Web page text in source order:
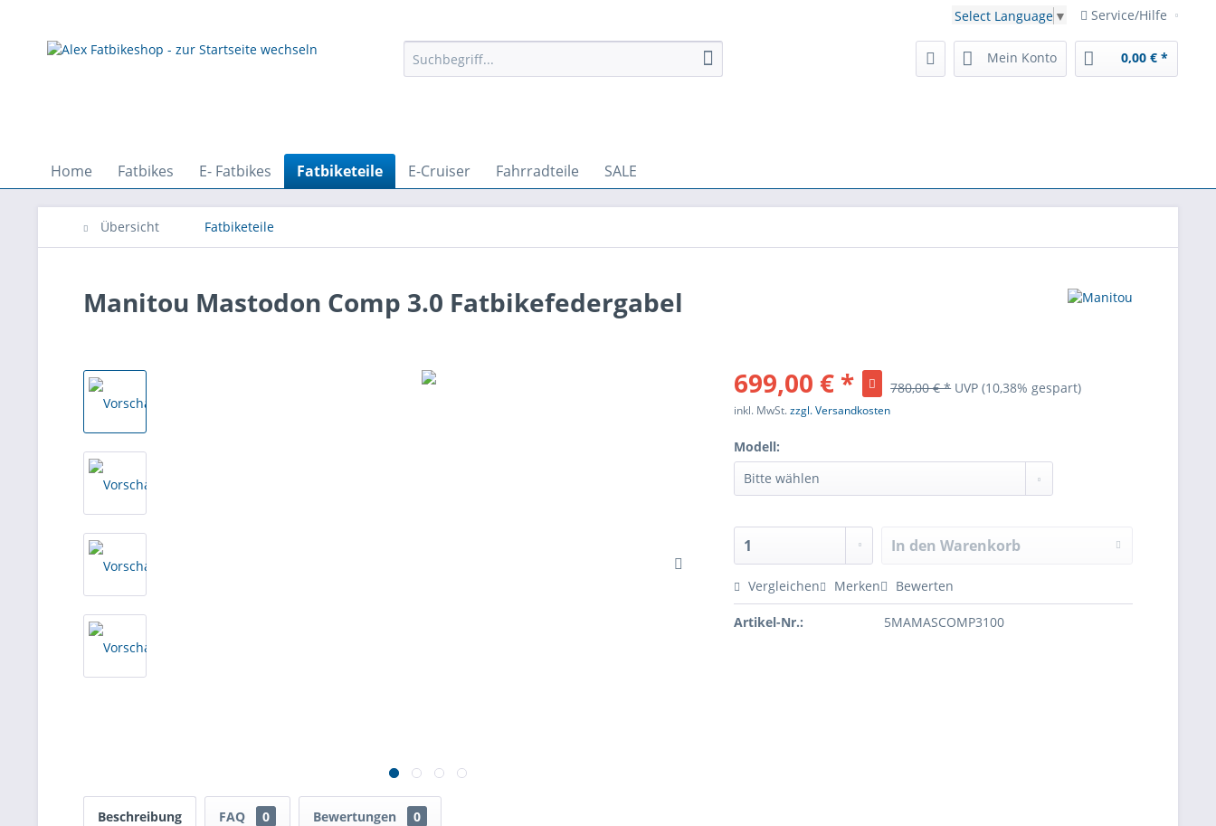
Select Language ▼ Service/Hilfe
Mein Konto 0,00 € *
Home Fatbikes E- Fatbikes Fatbiketeile E-Cruiser Fahrradteile SALE
Übersicht Fatbiketeile
Manitou Mastodon Comp 3.0 Fatbikefedergabel
699,00 € * 780,00 € *UVP(10,38% gespart)
inkl. MwSt.zzgl. Versandkosten
Modell:
In den Warenkorb
Vergleichen Merken Bewerten
Artikel-Nr.: 5MAMASCOMP3100
Beschreibung FAQ 0 Bewertungen 0